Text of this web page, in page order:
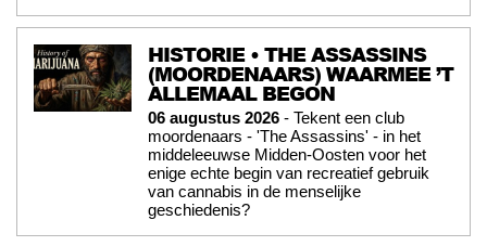
HISTORIE • THE ASSASSINS
(MOORDENAARS) WAARMEE ’T
ALLEMAAL BEGON
06 augustus 2026 - Tekent een club
moordenaars - 'The Assassins' - in het
middeleeuwse Midden-Oosten voor het
enige echte begin van recreatief gebruik
van cannabis in de menselijke
geschiedenis?